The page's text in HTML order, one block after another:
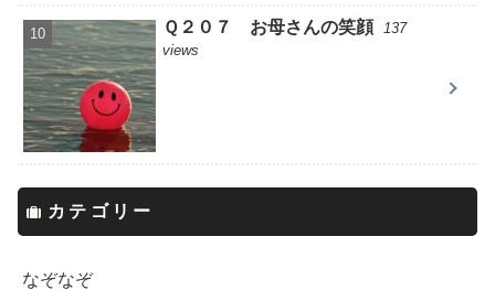
Ｑ２０７ お母さんの笑顔
137
views
カテゴリー
なぞなぞ